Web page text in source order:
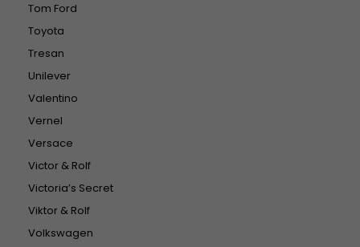
Tom Ford
Toyota
Tresan
Unilever
Valentino
Vernel
Versace
Victor & Rolf
Victoria’s Secret
Viktor & Rolf
Volkswagen